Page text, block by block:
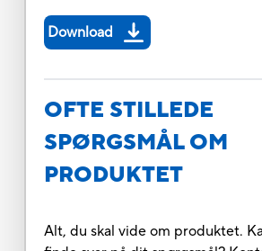
Download
OFTE STILLEDE
SPØRGSMÅL OM
PRODUKTET
Alt, du skal vide om produktet.